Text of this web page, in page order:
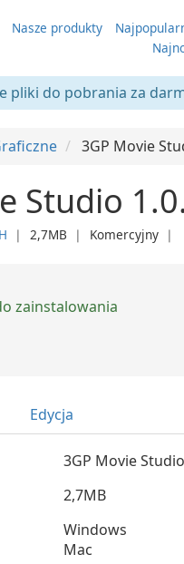
Nasze produkty
pliki do pobrania za
3GP Movie
Studio
❘ 2,7MB ❘ Komercyjny ❘
zainstalowania
Edycja
3GP Movie
2,7MB
Windows
Mac